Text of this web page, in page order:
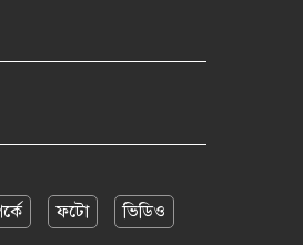
ফটো ভিডিও